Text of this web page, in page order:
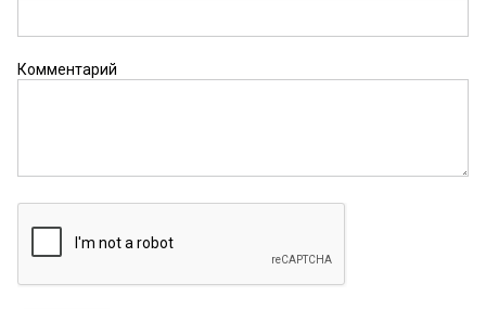
Комментарий